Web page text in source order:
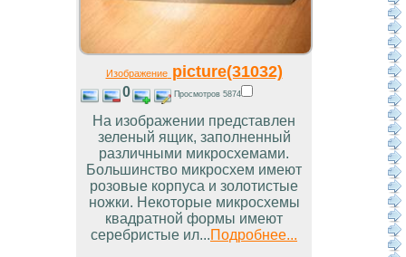
Изображениеpicture(31032)
0 Просмотров 5874
На изображении представлен
зеленый ящик, заполненный
различными микросхемами.
Большинство микросхем имеют
розовые корпуса и золотистые
ножки. Некоторые микросхемы
квадратной формы имеют
серебристые ил... Подробнее...